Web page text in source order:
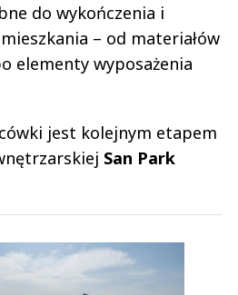
do wykończenia i
– od materiałów
elementy wyposażenia
jest kolejnym etapem
San Park